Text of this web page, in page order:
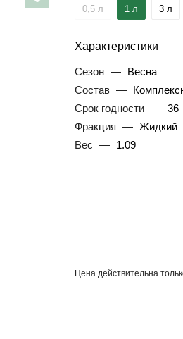
0,5 л 1 л 3 л
Характеристики
Сезон —
Весна
Состав —
Срок годности — 36
Фракция
— Жидкий
Вес
— 1.09
Цена действительна